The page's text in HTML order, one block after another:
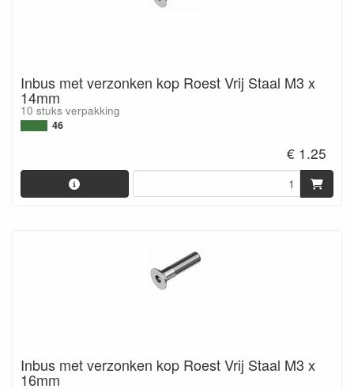
Inbus met verzonken kop Roest Vrij Staal M3 x
14mm
10 stuks verpakking
46
€ 1.25
Inbus met verzonken kop Roest Vrij Staal M3 x
16mm